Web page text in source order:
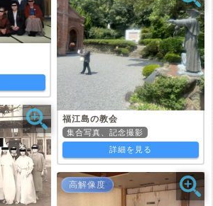
福江島の教会
集合写真、記念撮影
詳細を見る
高解像度